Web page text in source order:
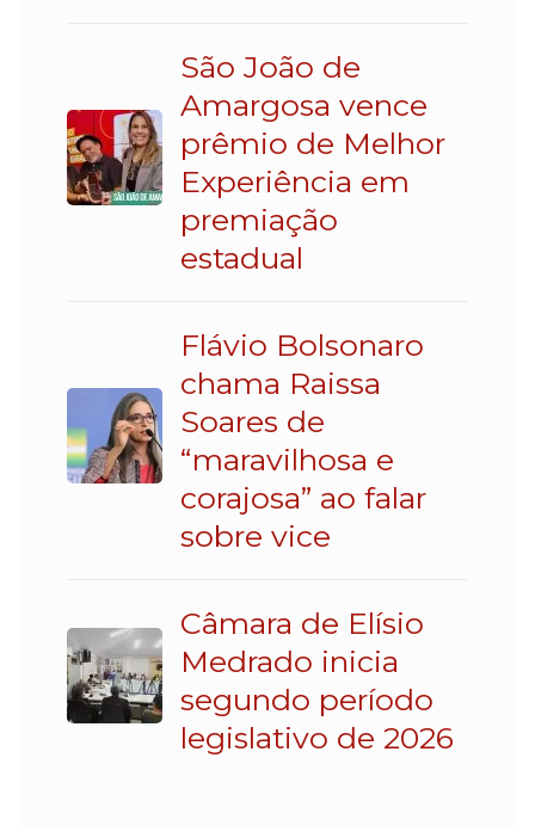
São João de
Amargosa vence
prêmio de Melhor
Experiência em
premiação
estadual
Flávio Bolsonaro
chama Raissa
Soares de
“maravilhosa e
corajosa” ao falar
sobre vice
Câmara de Elísio
Medrado inicia
segundo período
legislativo de 2026